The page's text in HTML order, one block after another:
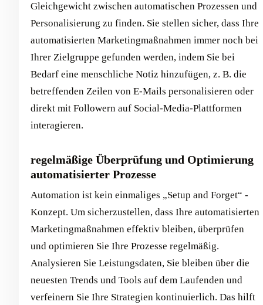
Gleichgewicht zwischen automatischen Prozessen und
Personalisierung zu finden. Sie stellen sicher, dass Ihre
automatisierten Marketingmaßnahmen immer noch bei
Ihrer Zielgruppe gefunden werden, indem Sie bei
Bedarf eine menschliche Notiz hinzufügen, z. B. die
betreffenden Zeilen von E-Mails personalisieren oder
direkt mit Followern auf Social-Media-Plattformen
interagieren.
regelmäßige Überprüfung und Optimierung
automatisierter Prozesse
Automation ist kein einmaliges „Setup and Forget“ -
Konzept. Um sicherzustellen, dass Ihre automatisierten
Marketingmaßnahmen effektiv bleiben, überprüfen
und optimieren Sie Ihre Prozesse regelmäßig.
Analysieren Sie Leistungsdaten, Sie bleiben über die
neuesten Trends und Tools auf dem Laufenden und
verfeinern Sie Ihre Strategien kontinuierlich. Das hilft